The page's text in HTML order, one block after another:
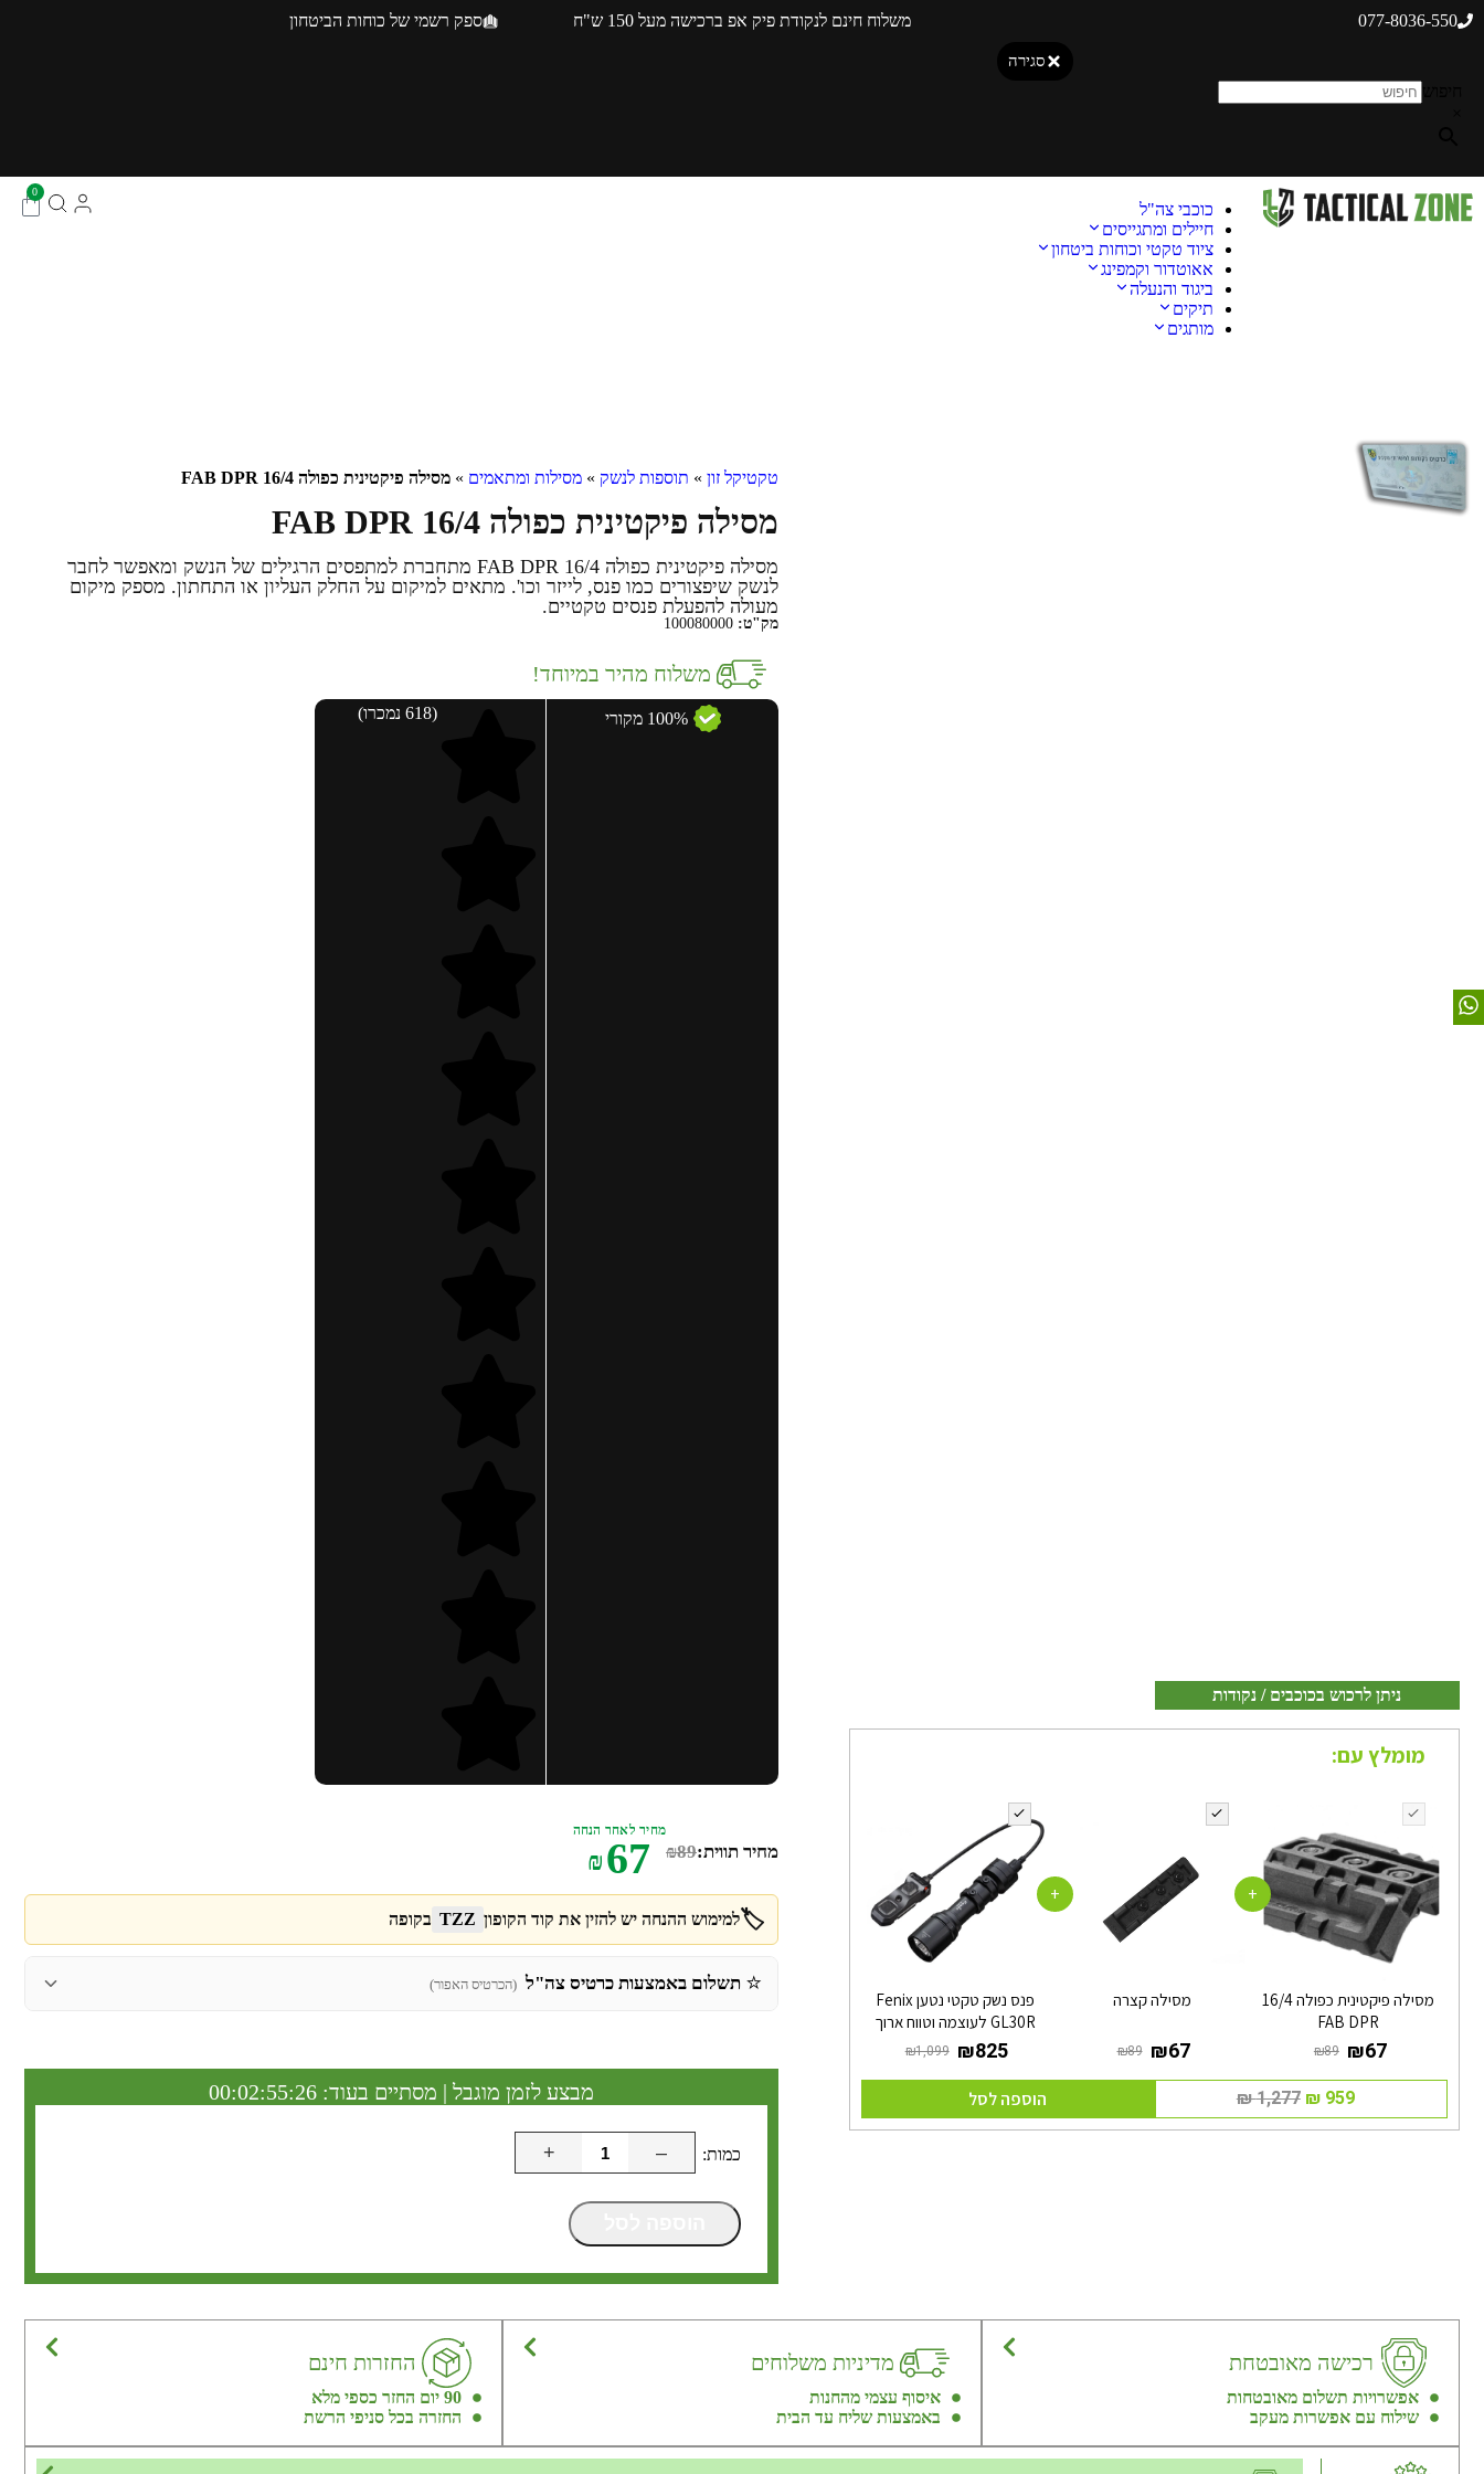
077-8036-550 משלוח חינם לנקודת פיק אפ ברכישה מעל 150 ש"ח ספק רשמי של כוחות הביטחון
סגירה
כוכבי צה"ל
חיילים ומתגייסים
ציוד טקטי וכוחות ביטחון
אאוטדור וקמפינג
ביגוד והנעלה
תיקים
מותגים
0
ניתן לרכוש בכוכבים / נקודות
מומלץ עם:
מסילה פיקטינית כפולה 16/4
FAB DPR
‏89 ₪ ‏67 ₪
+
מסילה קצרה
‏89 ₪ ‏67 ₪
+
פנס נשק טקטי נטען Fenix
GL30R לעוצמה וטווח ארוך
‏1,099 ₪ ‏825 ₪
‏1,277 ₪ ‏959 ₪ הוספה לסל
טקטיקל זון » תוספות לנשק » מסילות ומתאמים » מסילה פיקטינית כפולה 16/4 FAB DPR
מסילה פיקטינית כפולה 16/4 FAB DPR
מסילה פיקטינית כפולה 16/4 FAB DPR מתחברת למתפסים הרגילים של הנשק ומאפשר לחבר
לנשק שיפצורים כמו פנס, לייזר וכו'. מתאים למיקום על החלק העליון או התחתון. מספק מיקום
מעולה להפעלת פנסים טקטיים.
מק"ט:
משלוח מהיר במיוחד!
100% מקורי (618 נמכרו)
מחיר תווית: ₪89
מחיר לאחר הנחה
₪67
🏷️למימוש ההנחה יש להזין את קוד הקופון TZZ בקופה
⭐ תשלום באמצעות כרטיס צה"ל (הכרטיס האפור)
מבצע לזמן מוגבל | מסתיים בעוד: 00:02:55:25
–
+
רכישה מאובטחת
אפשרויות תשלום מאובטחות
שילוח עם אפשרות מעקב
מדיניות משלוחים
איסוף עצמי מהחנות
באמצעות שליח עד הבית
החזרות חינם
90 יום החזר כספי מלא
החזרה בכל סניפי הרשת